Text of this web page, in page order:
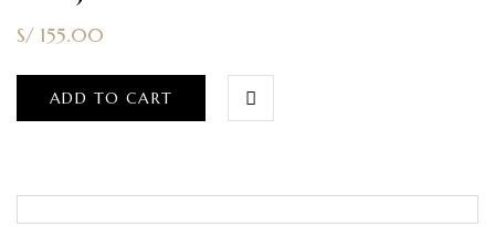
S/ 155.00
ADD TO CART